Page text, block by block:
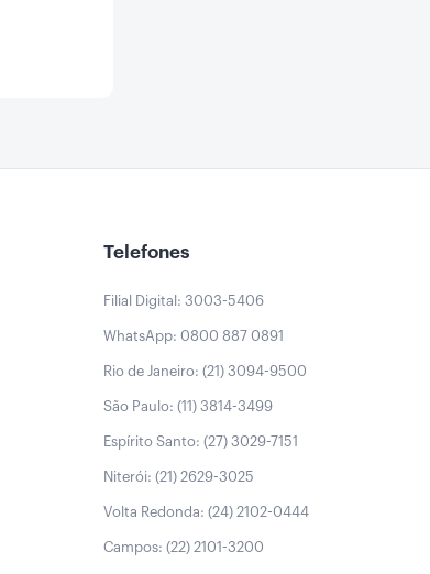
Telefones
Filial Digital: 3003-5406
WhatsApp: 0800 887 0891
Rio de Janeiro: (21) 3094-9500
São Paulo: (11) 3814-3499
Espírito Santo: (27) 3029-7151
Niterói: (21) 2629-3025
Volta Redonda: (24) 2102-0444
Campos: (22) 2101-3200